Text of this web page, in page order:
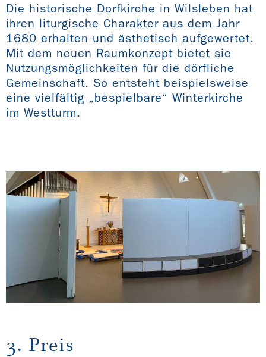
Die historische Dorfkirche in Wilsleben hat
ihren liturgische Charakter aus dem Jahr
1680 erhalten und ästhetisch aufgewertet.
Mit dem neuen Raumkonzept bietet sie
Nutzungsmöglichkeiten für die dörfliche
Gemeinschaft. So entsteht beispielsweise
eine vielfältig „bespielbare“ Winterkirche
im Westturm.
3. Preis